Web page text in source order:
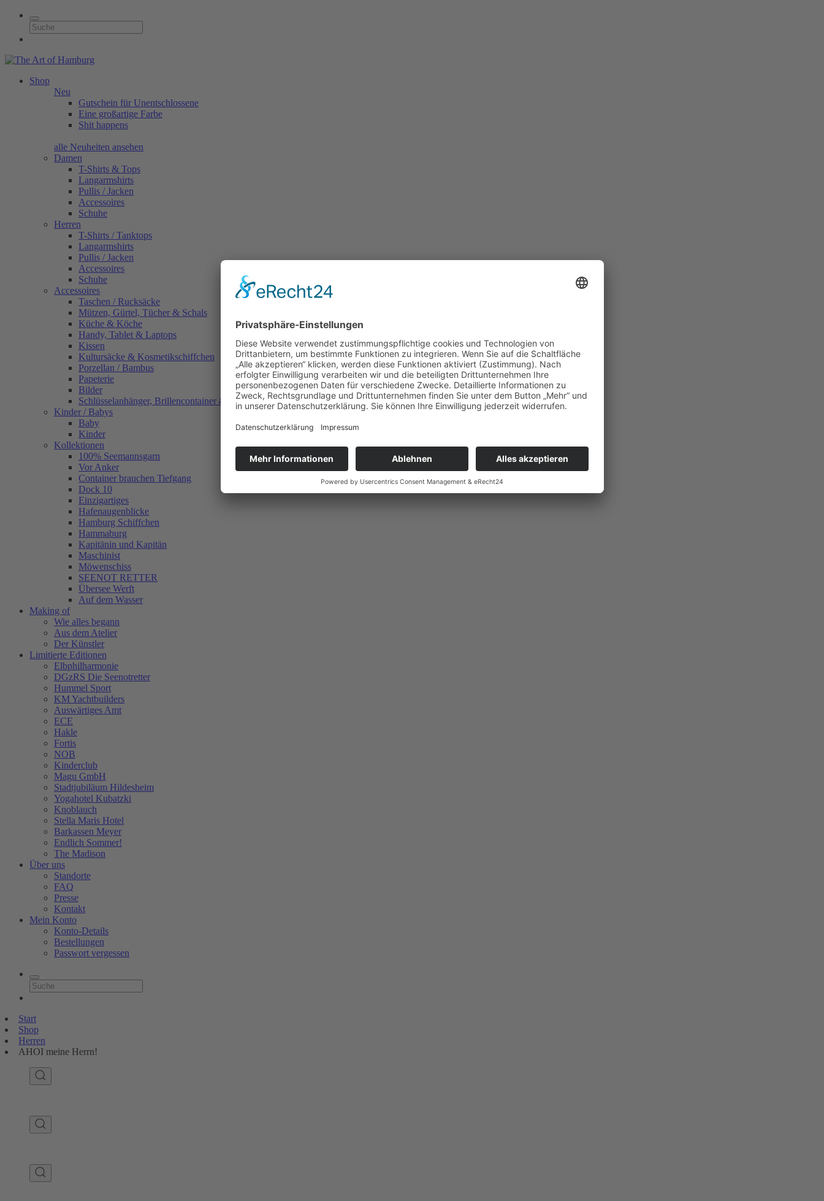
Shop
Neu
Gutschein für Unentschlossene
Eine großartige Farbe
Shit happens
alle Neuheiten ansehen
Damen
T-Shirts & Tops
Langarmshirts
Pullis / Jacken
Accessoires
Schuhe
Herren
T-Shirts / Tanktops
Langarmshirts
Pullis / Jacken
Accessoires
Schuhe
Accessoires
Taschen / Rucksäcke
Mützen, Gürtel, Tücher & Schals
Küche & Köche
Handy, Tablet & Laptops
Kissen
Kultursäcke & Kosmetikschiffchen
Porzellan / Bambus
Papeterie
Bilder
Schlüsselanhänger, Brillencontainer & mehr
Kinder / Babys
Baby
Kinder
Kollektionen
100% Seemannsgarn
Vor Anker
Container brauchen Tiefgang
Dock 10
Einzigartiges
Hafenaugen­blicke
Hamburg Schiffchen
Hammaburg
Kapitänin und Kapitän
Maschinist
Möwenschiss
SEENOT RETTER
Übersee Werft
Auf dem Wasser
Making of
Wie alles begann
Aus dem Atelier
Der Künstler
Limitierte Editionen
Elbphilharmonie
DGzRS Die Seenotretter
Hummel Sport
KM Yachtbuilders
Auswärtiges Amt
ECE
Hakle
Fortis
NOB
Kinderclub
Magu GmbH
Stadtjubiläum Hildesheim
Yogahotel Kubatzki
Knoblauch
Stella Maris Hotel
Barkassen Meyer
Endlich Sommer!
The Madison
Über uns
Standorte
FAQ
Presse
Kontakt
Mein Konto
Konto-Details
Bestellungen
Passwort vergessen
Start
Shop
Herren
AHOI meine Herrn!